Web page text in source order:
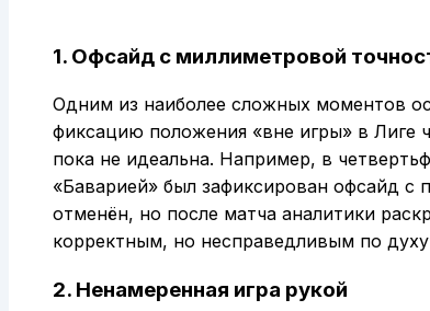
1. Офсайд с миллиметровой
Одним из наиболее сложных моментов
фиксацию положения «вне игры» в Лиге
пока не идеальна. Например, в
«Баварией» был зафиксирован офсайд
отменён, но после матча аналитики
корректным, но несправедливым по
2. Ненамеренная игра рукой